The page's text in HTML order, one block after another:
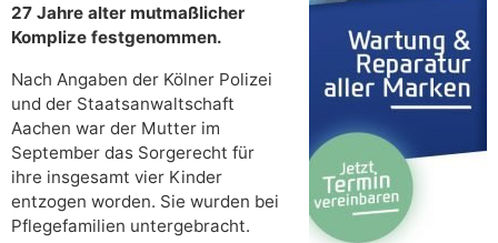
27 Jahre alter mutmaßlicher
Komplize festgenommen.
Nach Angaben der Kölner Polizei
und der Staatsanwaltschaft
Aachen war der Mutter im
September das Sorgerecht für
ihre insgesamt vier Kinder
entzogen worden. Sie wurden bei
Pflegefamilien untergebracht.